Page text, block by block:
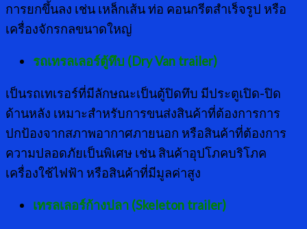
การยกขึ้นลง เช่น เหล็กเส้น ท่อ คอนกรีตสำเร็จรูป หรือ
เครื่องจักรกลขนาดใหญ่
รถเทรลเลอร์ตู้ทึบ (Dry Van trailer)
เป็นรถเทเรอร์ที่มีลักษณะเป็นตู้ปิดทึบ มีประตูเปิด-ปิด
ด้านหลัง เหมาะสำหรับการขนส่งสินค้าที่ต้องการการ
ปกป้องจากสภาพอากาศภายนอก หรือสินค้าที่ต้องการ
ความปลอดภัยเป็นพิเศษ เช่น สินค้าอุปโภคบริโภค
เครื่องใช้ไฟฟ้า หรือสินค้าที่มีมูลค่าสูง
เทรลเลอร์ก้างปลา (Skeleton trailer)